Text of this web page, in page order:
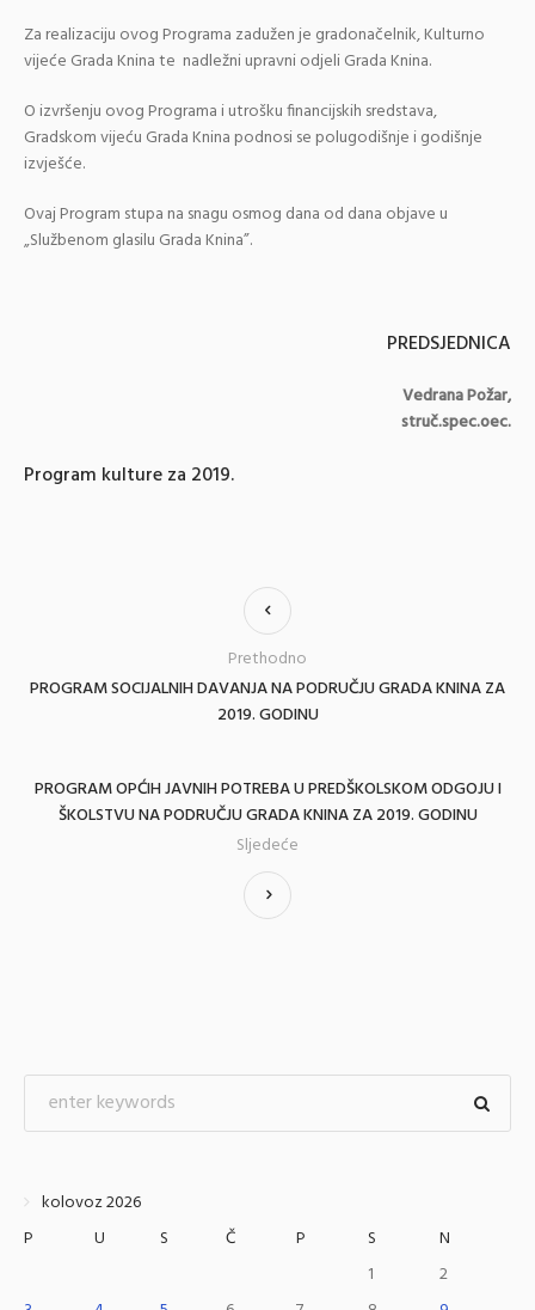
Za realizaciju ovog Programa zadužen je gradonačelnik, Kulturno
vijeće Grada Knina te nadležni upravni odjeli Grada Knina.
O izvršenju ovog Programa i utrošku financijskih sredstava,
Gradskom vijeću Grada Knina podnosi se polugodišnje i godišnje
izvješće.
Ovaj Program stupa na snagu osmog dana od dana objave u
„Službenom glasilu Grada Knina”.
PREDSJEDNICA
Vedrana Požar,
struč.spec.oec.
Program kulture za 2019.
PROGRAM SOCIJALNIH DAVANJA NA PODRUČJU GRADA KNINA ZA
2019. GODINU
Prethodno
PROGRAM OPĆIH JAVNIH POTREBA U PREDŠKOLSKOM ODGOJU I
ŠKOLSTVU NA PODRUČJU GRADA KNINA ZA 2019. GODINU
Sljedeće
kolovoz 2026
P
U S Č P S
N
1
2